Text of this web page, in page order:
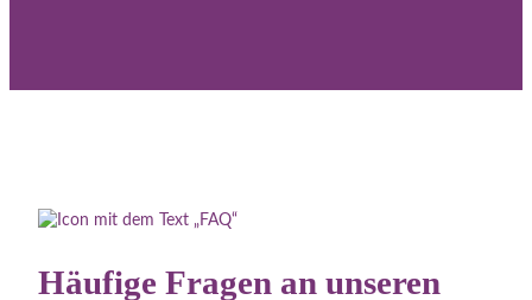
Häufige Fragen an unseren